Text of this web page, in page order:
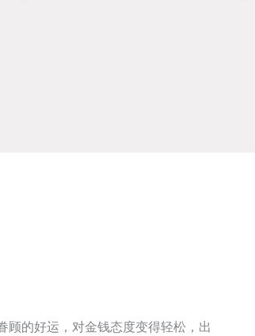
顾的好运，对金钱态度变得轻松，出